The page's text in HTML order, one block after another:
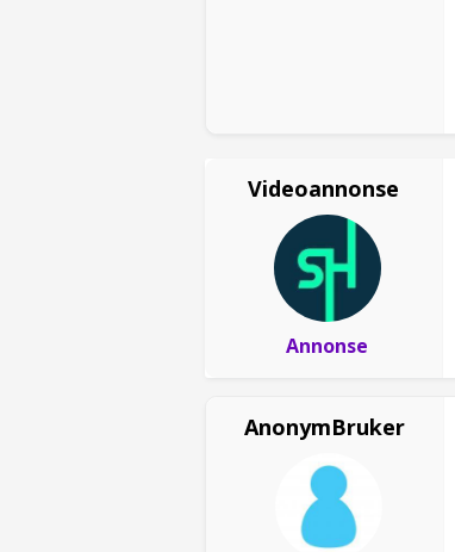
Videoannonse
Annonse
AnonymBruker